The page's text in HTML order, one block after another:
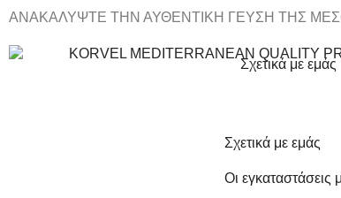
ΑΝΑΚΑΛΥΨΤΕ ΤΗΝ ΑΥΘΕΝΤΙΚΗ ΓΕΥΣΗ ΤΗΣ
Σχετικά με εμάς
Σχετικά με εμάς
Οι εγκαταστάσεις